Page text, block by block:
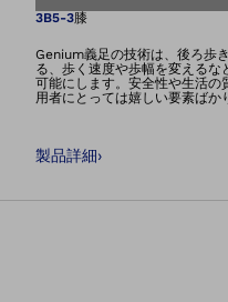
画像を
3B5-3膝
Genium義足の技術は、後ろ歩
る、歩く速度や歩幅を変える
可能にします。安全性や生活の
用者にとっては嬉しい要素ばか
して水、埃、砂、汚れにさらさ
製品詳細›